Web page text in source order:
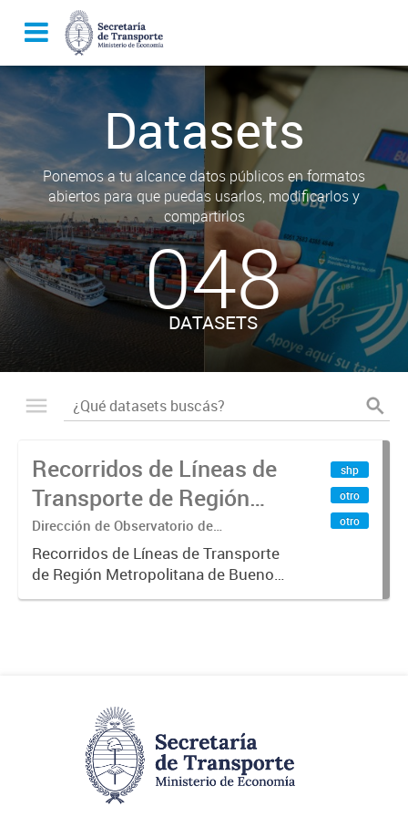
Datasets
Ponemos a tu alcance datos públicos en formatos
abiertos para que puedas usarlos, modificarlos y
compartirlos
048
DATASETS
Recorridos de Líneas de
Transporte de Región
Metropolitana de
Buenos Aires (RMBA)
Dirección de Observatorio de
Transporte, Estudio y Sistemas
Recorridos de Líneas de Transporte
de Región Metropolitana de Buenos
Aires (RMBA).-
shp
otro
otro